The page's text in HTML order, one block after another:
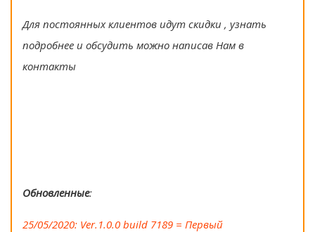
Для постоянных клиентов идут скидки , узнать
подробнее и обсудить можно написав Нам в
контакты
Обновленные:
25/05/2020: Ver.1.0.0 build 7189 = Первый